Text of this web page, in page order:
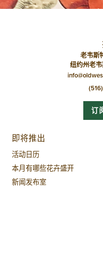
老韦斯
纽约州老
订
即将推出
活动日历
本月有哪些花卉盛开
新闻发布室